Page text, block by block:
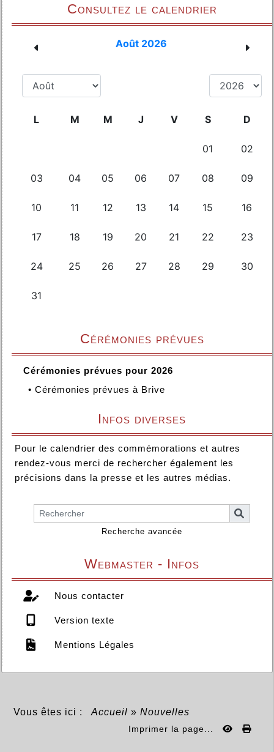
Consultez le calendrier
Cérémonies prévues
Cérémonies prévues pour 2026
• Cérémonies prévues à Brive
Infos diverses
Pour le calendrier des commémorations et autres
rendez-vous merci de rechercher également les
précisions dans la presse et les autres médias.
Recherche avancée
Webmaster - Infos
Nous contacter
Version texte
Mentions Légales
Vous êtes ici : Accueil » Nouvelles
Imprimer la page...